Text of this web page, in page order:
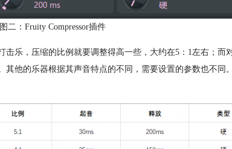
图二：Fruity Compressor插件
乐，压缩的比例就要调整得高一些，大约在5：1左右；而
其他的乐器根据其声音特点的不同，需要设置的参数也不同